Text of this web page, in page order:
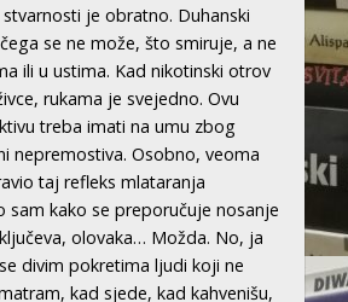
je obratno. Duhanski
se ne može, što smiruje, a ne
ili u ustima. Kad nikotinski otrov
rukama je svejedno. Ovu
treba imati na umu zbog
nepremostiva. Osobno, veoma
taj refleks mlataranja
sam kako se preporučuje nosanje
olovaka… Možda. No, ja
divim pokretima ljudi koji ne
kad sjede, kad kahvenišu,